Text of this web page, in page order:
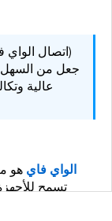
جعل من السهل
عالية
الواي فاي هو
تسمح